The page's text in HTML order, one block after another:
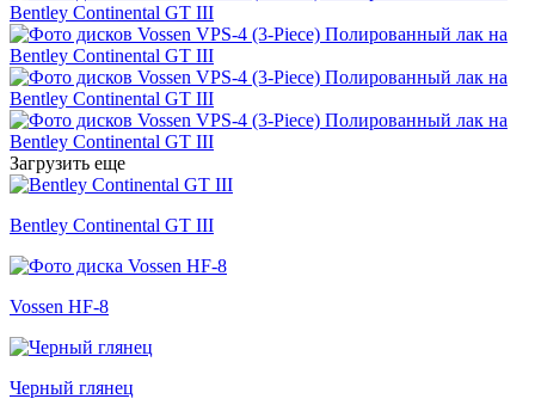
Загрузить еще
Bentley Continental GT III
Vossen HF-8
Черный глянец